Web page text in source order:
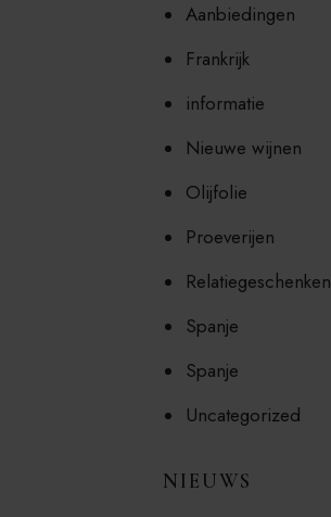
Aanbiedingen
Frankrijk
informatie
Nieuwe wijnen
Olijfolie
Proeverijen
Relatiegeschenken
Spanje
Spanje
Uncategorized
NIEUWS